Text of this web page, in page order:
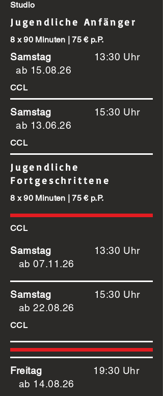
Studio
Jugendliche Anfänger
8 x 90 Minuten | 75 € p.P.
Samstag
13:30 Uhr
ab 15.08.26
CCL
Samstag
15:30 Uhr
ab 13.06.26
CCL
Jugendliche
Fortgeschrittene
8 x 90 Minuten | 75 € p.P.
CCL
Samstag
13:30 Uhr
ab 07.11.26
Samstag
15:30 Uhr
ab 22.08.26
CCL
Freitag
19:30 Uhr
ab 14.08.26